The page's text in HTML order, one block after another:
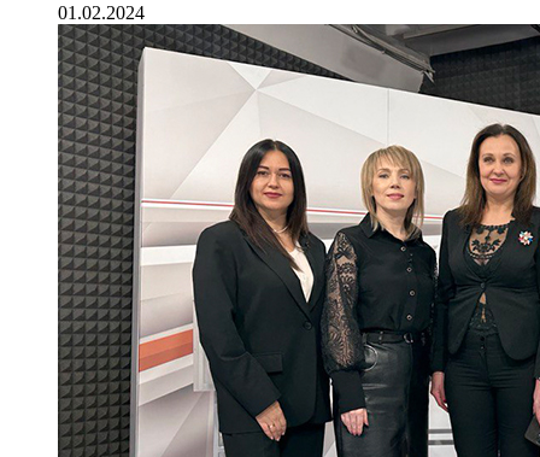
01.02.2024